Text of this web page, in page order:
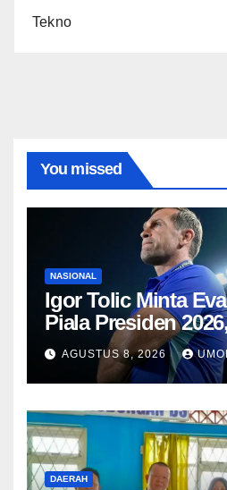
Tekno
You missed
NASIONAL
Igor Tolic Minta
Piala Presiden
Aturan FIFA soal
Jam
AGUSTUS 8, 2026
DAERAH